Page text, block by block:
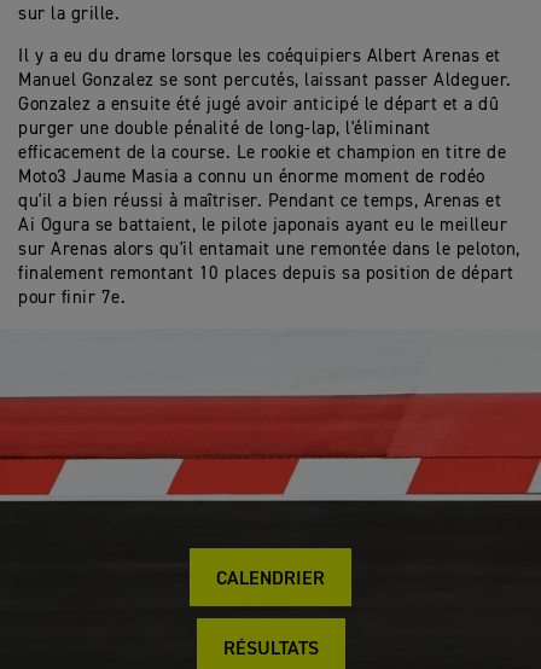
sur la grille.
Il y a eu du drame lorsque les coéquipiers Albert Arenas et
Manuel Gonzalez se sont percutés, laissant passer Aldeguer.
Gonzalez a ensuite été jugé avoir anticipé le départ et a dû
purger une double pénalité de long-lap, l'éliminant
efficacement de la course. Le rookie et champion en titre de
Moto3 Jaume Masia a connu un énorme moment de rodéo
qu'il a bien réussi à maîtriser. Pendant ce temps, Arenas et
Ai Ogura se battaient, le pilote japonais ayant eu le meilleur
sur Arenas alors qu'il entamait une remontée dans le peloton,
finalement remontant 10 places depuis sa position de départ
pour finir 7e.
CALENDRIER
RÉSULTATS